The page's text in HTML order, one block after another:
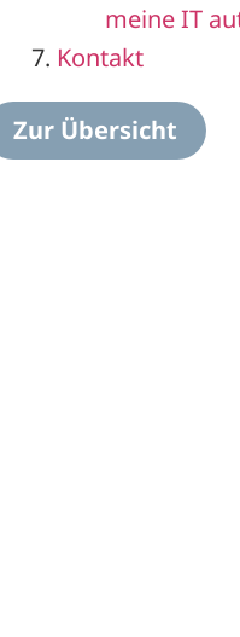
meine IT
Kontakt
Zur Übersicht